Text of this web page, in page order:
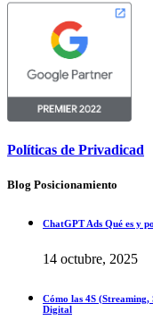
Políticas de Privadicad
Blog Posicionamiento
ChatGPT Ads Qué es y
14 octubre, 2025
Cómo las 4S
Digital